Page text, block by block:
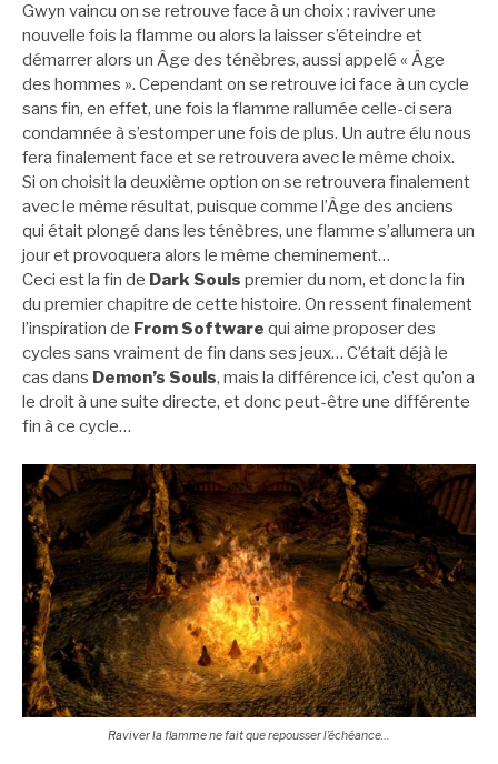
Gwyn vaincu on se retrouve face à un choix : raviver une
nouvelle fois la flamme ou alors la laisser s’éteindre et
démarrer alors un Âge des ténèbres, aussi appelé « Âge
des hommes ». Cependant on se retrouve ici face à un cycle
sans fin, en effet, une fois la flamme rallumée celle-ci sera
condamnée à s’estomper une fois de plus. Un autre élu nous
fera finalement face et se retrouvera avec le même choix.
Si on choisit la deuxième option on se retrouvera finalement
avec le même résultat, puisque comme l’Âge des anciens
qui était plongé dans les ténèbres, une flamme s’allumera un
jour et provoquera alors le même cheminement…
Ceci est la fin de Dark Souls premier du nom, et donc la fin
du premier chapitre de cette histoire. On ressent finalement
l’inspiration de From Software qui aime proposer des
cycles sans vraiment de fin dans ses jeux… C’était déjà le
cas dans Demon’s Souls, mais la différence ici, c’est qu’on a
le droit à une suite directe, et donc peut-être une différente
fin à ce cycle…
Raviver la flamme ne fait que repousser l’échéance…